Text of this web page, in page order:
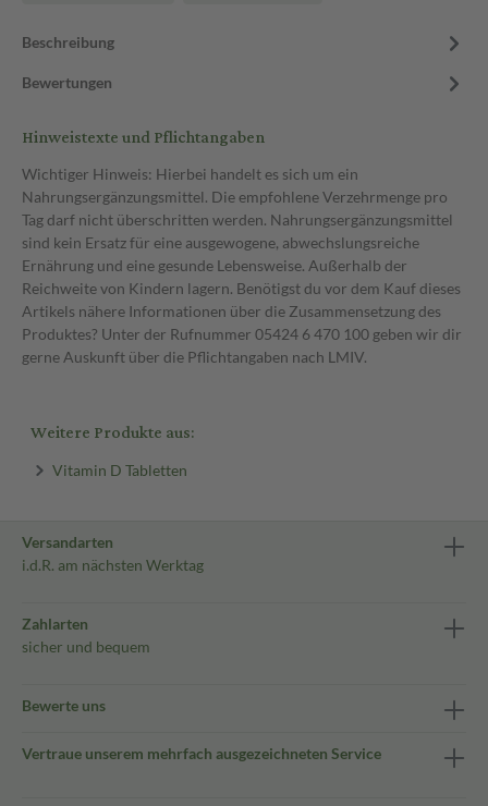
Beschreibung
Bewertungen
Hinweistexte und Pflichtangaben
Wichtiger Hinweis: Hierbei handelt es sich um ein
Nahrungsergänzungsmittel. Die empfohlene Verzehrmenge pro
Tag darf nicht überschritten werden. Nahrungsergänzungsmittel
sind kein Ersatz für eine ausgewogene, abwechslungsreiche
Ernährung und eine gesunde Lebensweise. Außerhalb der
Reichweite von Kindern lagern. Benötigst du vor dem Kauf dieses
Artikels nähere Informationen über die Zusammensetzung des
Produktes? Unter der Rufnummer 05424 6 470 100 geben wir dir
gerne Auskunft über die Pflichtangaben nach LMIV.
Weitere Produkte aus:
Vitamin D Tabletten
Versandarten
i.d.R. am nächsten Werktag
Zahlarten
sicher und bequem
Bewerte uns
Vertraue unserem mehrfach ausgezeichneten Service